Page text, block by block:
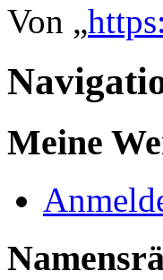
Von „
Meine